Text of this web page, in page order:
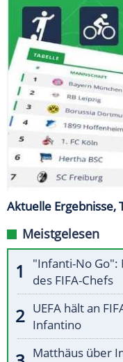
Aktuelle Ergebnisse,
Meistgelesen
"Infanti-No Go":
des FIFA-Chefs
UEFA hält an
Infantino
Matthäus über